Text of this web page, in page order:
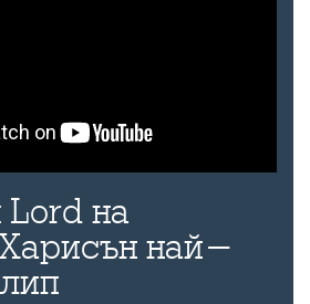
Lord на
най-